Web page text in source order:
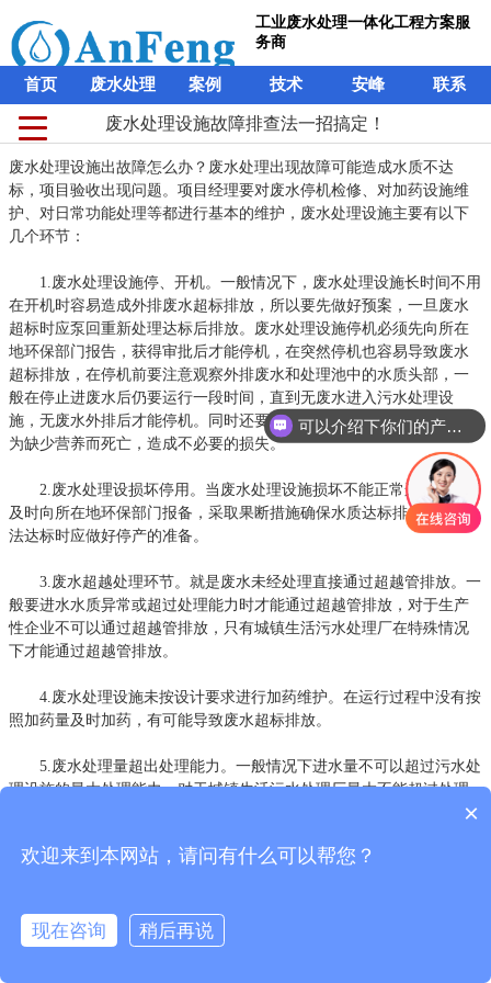
工业废水处理一体化工程方案服
务商
首页 废水处理 案例 技术 安峰 联系
废水处理设施故障排查法一招搞定！
废水处理设施出故障怎么办？废水处理出现故障可能造成水质不达
标，项目验收出现问题。项目经理要对废水停机检修、对加药设施维
护、对日常功能处理等都进行基本的维护，废水处理设施主要有以下
几个环节：
1.废水处理设施停、开机。一般情况下，废水处理设施长时间不用
在开机时容易造成外排废水超标排放，所以要先做好预案，一旦废水
超标时应泵回重新处理达标后排放。废水处理设施停机必须先向所在
地环保部门报告，获得审批后才能停机，在突然停机也容易导致废水
超标排放，在停机前要注意观察外排废水和处理池中的水质头部，一
般在停止进废水后仍要运行一段时间，直到无废水进入污水处理设
施，无废水外排后才能停机。同时还要做好活性污泥的养护，不能因
为缺少营养而死亡，造成不必要的损失。
2.废水处理设损坏停用。当废水处理设施损坏不能正常运行时，要
及时向所在地环保部门报备，采取果断措施确保水质达标排放，当无
法达标时应做好停产的准备。
3.废水超越处理环节。就是废水未经处理直接通过超越管排放。一
般要进水水质异常或超过处理能力时才能通过超越管排放，对于生产
性企业不可以通过超越管排放，只有城镇生活污水处理厂在特殊情况
下才能通过超越管排放。
4.废水处理设施未按设计要求进行加药维护。在运行过程中没有按
照加药量及时加药，有可能导致废水超标排放。
5.废水处理量超出处理能力。一般情况下进水量不可以超过污水处
理设施的最大处理能力，对于城镇生活污水处理厂最大不能超过处理
能力的30%。对于某些污水处理厂由于设计进口浓度较高，而实际在运
通过实践判断最大超负荷处理能力。
由于废水处理设施管理不当、废水处理设施处理能力无法满足企
可以介绍下你们的产品么？
×
欢迎来到本网站，请问有什么可以帮您？
现在咨询 稍后再说